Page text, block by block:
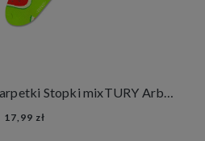
Kolorowe Śmieszne Skarpetki Stopki mixTURY Arbuzowe Damskie Męskie Arbuz Owoce
17,99 zł